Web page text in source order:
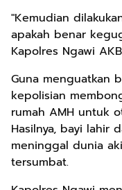
"Kemudian
apakah benar
Kapolres Ngawi
Guna menguatkan
kepolisian
rumah AMH untuk
Hasilnya, bayi lahir
meninggal dunia
tersumbat.